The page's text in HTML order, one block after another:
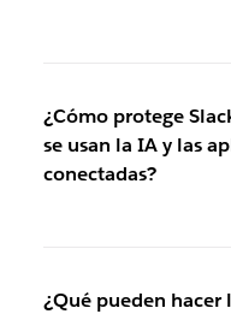
¿Cómo protege
se usan la IA y las
conectadas?
¿Qué pueden hacer